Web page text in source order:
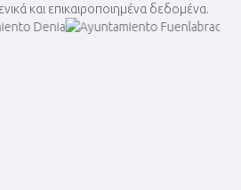
και επικαιροποιημένα δεδομένα.